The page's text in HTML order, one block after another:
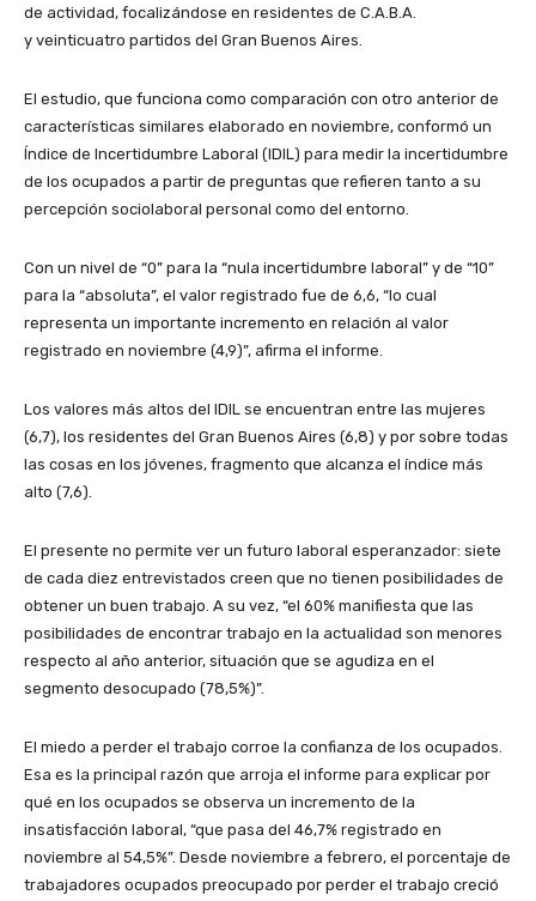
de actividad, focalizándose en residentes de C.A.B.A.
y veinticuatro partidos del Gran Buenos Aires.
El estudio, que funciona como comparación con otro anterior de
características similares elaborado en noviembre, conformó un
Índice de Incertidumbre Laboral (IDIL) para medir la incertidumbre
de los ocupados a partir de preguntas que refieren tanto a su
percepción sociolaboral personal como del entorno.
Con un nivel de “0” para la “nula incertidumbre laboral” y de “10”
para la “absoluta”, el valor registrado fue de 6,6, “lo cual
representa un importante incremento en relación al valor
registrado en noviembre (4,9)”, afirma el informe.
Los valores más altos del IDIL se encuentran entre las mujeres
(6,7), los residentes del Gran Buenos Aires (6,8) y por sobre todas
las cosas en los jóvenes, fragmento que alcanza el índice más
alto (7,6).
El presente no permite ver un futuro laboral esperanzador: siete
de cada diez entrevistados creen que no tienen posibilidades de
obtener un buen trabajo. A su vez, “el 60% manifiesta que las
posibilidades de encontrar trabajo en la actualidad son menores
respecto al año anterior, situación que se agudiza en el
segmento desocupado (78,5%)”.
El miedo a perder el trabajo corroe la confianza de los ocupados.
Esa es la principal razón que arroja el informe para explicar por
qué en los ocupados se observa un incremento de la
insatisfacción laboral, “que pasa del 46,7% registrado en
noviembre al 54,5%”. Desde noviembre a febrero, el porcentaje de
trabajadores ocupados preocupado por perder el trabajo creció